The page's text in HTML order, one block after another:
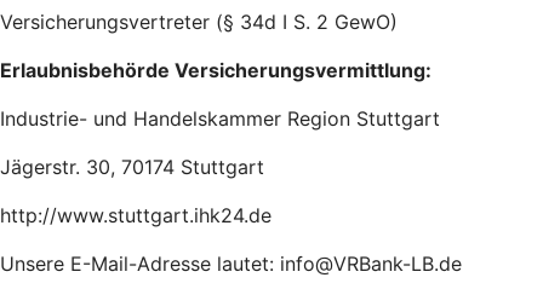
Versicherungsvertreter (§ 34d I S. 2 GewO)
Erlaubnisbehörde Versicherungsvermittlung:
Industrie- und Handelskammer Region Stuttgart
Jägerstr. 30, 70174 Stuttgart
http://www.stuttgart.ihk24.de
Unsere E-Mail-Adresse lautet: info@VRBank-LB.de